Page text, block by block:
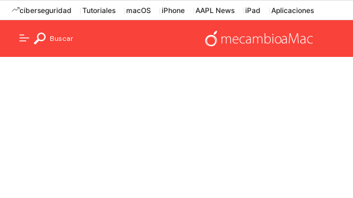
ciberseguridad Tutoriales macOS iPhone AAPL News iPad Aplicaciones
Buscar